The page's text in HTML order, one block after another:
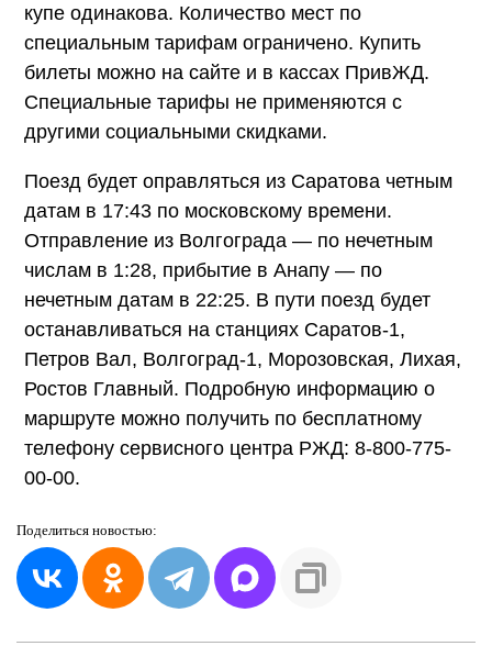
купе одинакова. Количество мест по
специальным тарифам ограничено. Купить
билеты можно на сайте и в кассах ПривЖД.
Специальные тарифы не применяются с
другими социальными скидками.
Поезд будет оправляться из Саратова четным
датам в 17:43 по московскому времени.
Отправление из Волгограда — по нечетным
числам в 1:28, прибытие в Анапу — по
нечетным датам в 22:25. В пути поезд будет
останавливаться на станциях Саратов-1,
Петров Вал, Волгоград-1, Морозовская, Лихая,
Ростов Главный. Подробную информацию о
маршруте можно получить по бесплатному
телефону сервисного центра РЖД: 8-800-775-
00-00.
Поделиться новостью: